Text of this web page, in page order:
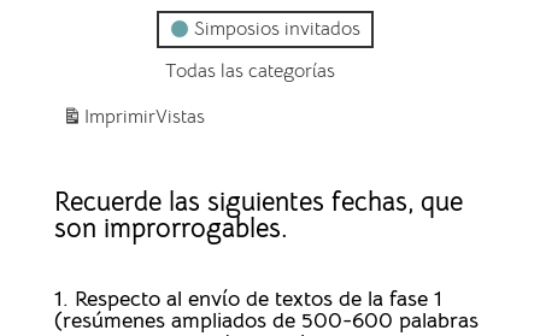
Simposios invitados
Todas las categorías
ImprimirVistas
Recuerde las siguientes fechas, que
son improrrogables.
1. Respecto al envío de textos de la fase 1
(resúmenes ampliados de 500-600 palabras